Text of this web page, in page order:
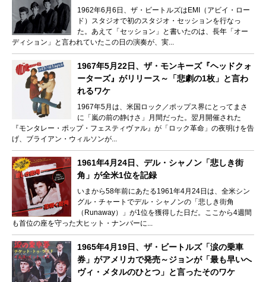
1962年6月6日、ザ・ビートルズはEMI（アビイ・ロー
ド）スタジオで初のスタジオ・セッションを行なっ
た。あえて「セッション」と書いたのは、長年「オー
ディション」と言われていたこの日の演奏が、実...
1967年5月22日、ザ・モンキーズ『ヘッドクォ
ーターズ』がリリース～「悲劇の1枚」と言わ
れるワケ
1967年5月は、米国ロック／ポップス界にとってまさ
に「嵐の前の静けさ」月間だった。翌月開催された
『モンタレー・ポップ・フェスティヴァル』が「ロック革命」の夜明けを告
げ、ブライアン・ウィルソンが...
1961年4月24日、デル・シャノン「悲しき街
角」が全米1位を記録
いまから58年前にあたる1961年4月24日は、全米シン
グル・チャートでデル・シャノンの「悲しき街角
（Runaway）」が1位を獲得した日だ。ここから4週間
も首位の座を守った大ヒット・ナンバーに...
1965年4月19日、ザ・ビートルズ「涙の乗車
券」がアメリカで発売～ジョンが「最も早いへ
ヴィ・メタルのひとつ」と言ったそのワケ